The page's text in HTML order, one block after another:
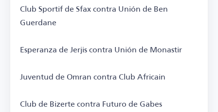
Club Sportif de Sfax contra Unión de Ben
Guerdane
Esperanza de Jerjis contra Unión de Monastir
Juventud de Omran contra Club Africain
Club de Bizerte contra Futuro de Gabes